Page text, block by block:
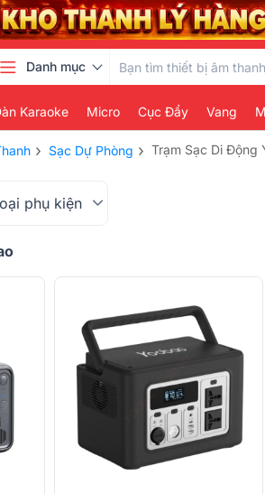
Danh mục
Karaoke Micro Cục Đẩy Vang
› Sạc Dự Phòng › Trạm Sạc Di Động
phụ kiện